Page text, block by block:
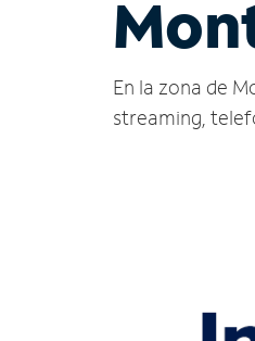
En la zona de
streaming,